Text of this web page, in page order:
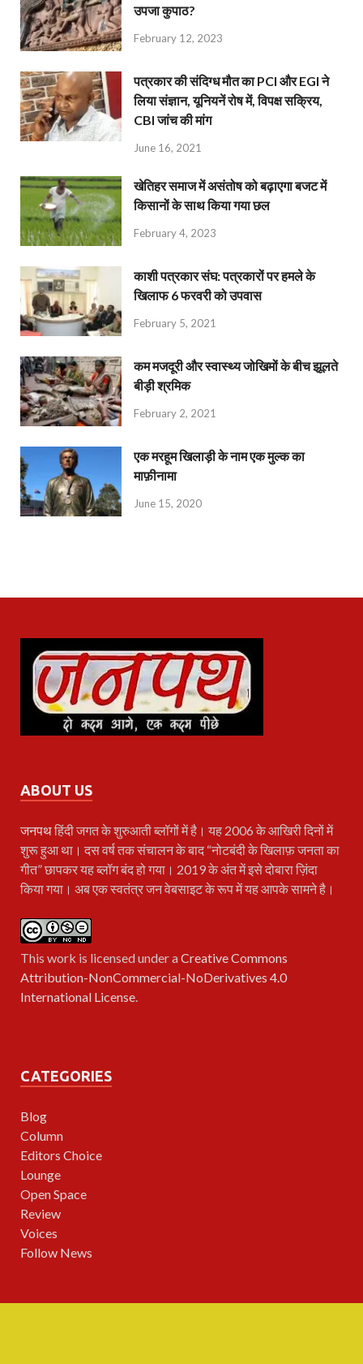
उपजा कुपाठ?
February 12, 2023
पत्रकार की संदिग्ध मौत का PCI और EGI ने
लिया संज्ञान, यूनियनें रोष में, विपक्ष सक्रिय,
CBI जांच की मांग
June 16, 2021
खेतिहर समाज में असंतोष को बढ़ाएगा बजट में
किसानों के साथ किया गया छल
February 4, 2023
काशी पत्रकार संघ: पत्रकारों पर हमले के
खिलाफ 6 फरवरी को उपवास
February 5, 2021
कम मजदूरी और स्वास्थ्य जोखिमों के बीच झूलते
बीड़ी श्रमिक
February 2, 2021
एक मरहूम खिलाड़ी के नाम एक मुल्क का
माफ़ीनामा
June 15, 2020
ABOUT US
जनपथहिंदी जगत के शुरुआती ब्लॉगों में है। यह 2006 के आखिरी दिनों में
शुरू हुआ था। दस वर्ष तक संचालन के बाद “नोटबंदी के खिलाफ़ जनता का
गीत” छापकर यह ब्लॉग बंद हो गया। 2019 के अंत में इसे दोबारा ज़िंदा
किया गया। अब एक स्वतंत्र जन वेबसाइट के रूप में यह आपके सामने है।
This work is licensed under aCreative Commons
Attribution-NonCommercial-NoDerivatives 4.0
International License.
CATEGORIES
Blog
Column
Editors Choice
Lounge
Open Space
Review
Voices
Follow News